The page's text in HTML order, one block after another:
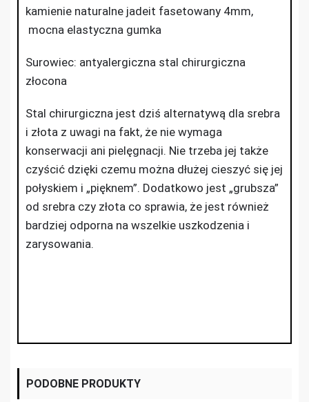
kamienie naturalne jadeit fasetowany 4mm,
mocna elastyczna gumka
Surowiec: antyalergiczna stal chirurgiczna
złocona
Stal chirurgiczna jest dziś alternatywą dla srebra
i złota z uwagi na fakt, że nie wymaga
konserwacji ani pielęgnacji. Nie trzeba jej także
czyścić dzięki czemu można dłużej cieszyć się jej
połyskiem i „pięknem”. Dodatkowo jest „grubsza”
od srebra czy złota co sprawia, że jest również
bardziej odporna na wszelkie uszkodzenia i
zarysowania.
PODOBNE PRODUKTY